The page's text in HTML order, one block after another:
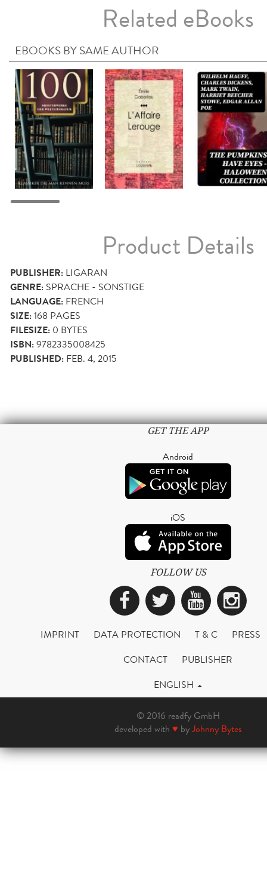
Related eBooks
EBOOKS BY SAME AUTHOR
Product Details
PUBLISHER: LIGARAN
GENRE: SPRACHE - SONSTIGE
LANGUAGE: FRENCH
SIZE:168 PAGES
FILESIZE: 0 BYTES
ISBN:9782335008425
PUBLISHED: FEB. 4, 2015
GET THE APP
Android
iOS
FOLLOW US
Facebook
Twitter
IMPRINT DATA PROTECTION T & C
PRESS
CONTACT
PUBLISHER
ENGLISH
© 2016 readfy GmbH
developed with ♥ byJohnny Bytes